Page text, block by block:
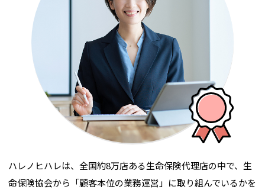
ハレノヒハレは、全国約8万店ある生命保険代理店の中で、生
命保険協会から「顧客本位の業務運営」に取り組んでいるかを